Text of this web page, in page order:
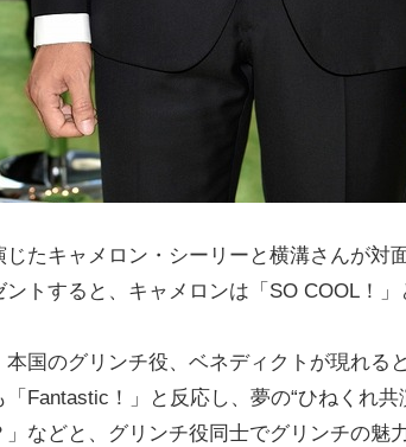
じたキャメロン・シーリーと横溝さんが対
トすると、キャメロンは「SO COOL！
本国のグリンチ役、ベネディクトが現れる
「Fantastic！」と反応し、夢の“ひねくれ
」などと、グリンチ役同士でグリンチの魅